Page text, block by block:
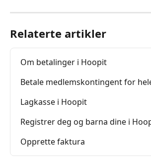
Relaterte artikler
Om betalinger i Hoopit
Betale medlemskontingent for
Lagkasse i Hoopit
Registrer deg og barna dine i
Opprette faktura